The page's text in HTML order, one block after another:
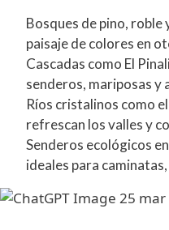
Bosques de pino, roble
paisaje de colores en
Cascadas como El
senderos, mariposas y
Ríos cristalinos como
refrescan los valles y
Senderos ecológicos
ideales para